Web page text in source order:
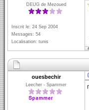
DEUG de Mezoued
Inscrit le: 24 Sep 2004
Messages: 54
Localisation: tunis
ouesbechir
Leecher - Spammer